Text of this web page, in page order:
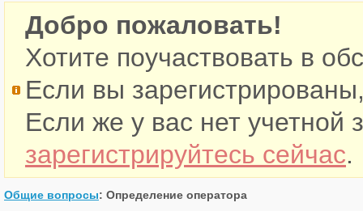
Добро пожаловать!
Хотите поучаствовать в
Если вы
Если же у вас нет учетной
зарегистрируйтесь сейчас.
Общие вопросы: Определение оператора